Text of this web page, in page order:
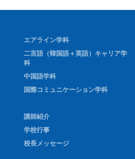
エアライン学科
二言語（韓国語＋英語）キャリア学
科
中国語学科
国際コミュニケーション学科
講師紹介
学校行事
校長メッセージ